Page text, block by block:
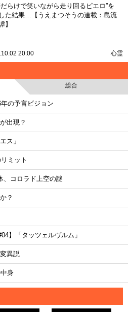
だらけで笑いながら走り回るピエロ”を
た結果…【うえまつそうの連載：島流
】
20:00 心霊
総合
の予言ビジョン
出現？
ス」
ミット
、コロラド上空の謎
？
】「タッツェルヴルム」
異説
身